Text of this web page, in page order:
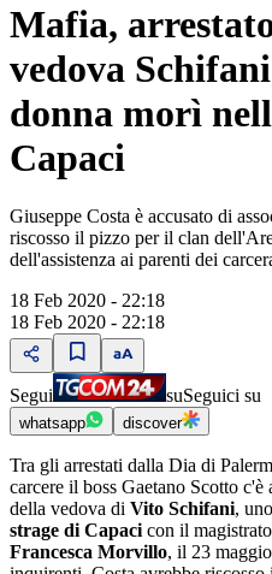
Mafia,
vedova
donna morì
Capaci
Giuseppe Costa è accusato di
riscosso il pizzo per il clan
dell'assistenza ai parenti dei
18 Feb 2020 - 22:18
18 Feb 2020 - 22:18
Segui suSeguici su
whatsapp discover
Tra gli arrestati dalla Dia di
carcere il boss Gaetano Scotto c'è
della vedova di Vito Schifani,
strage di Capaci con il magistrato
Francesca Morvillo, il 23